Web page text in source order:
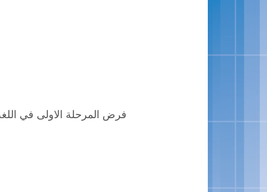
فرض المرحلة الاولى في اللغة